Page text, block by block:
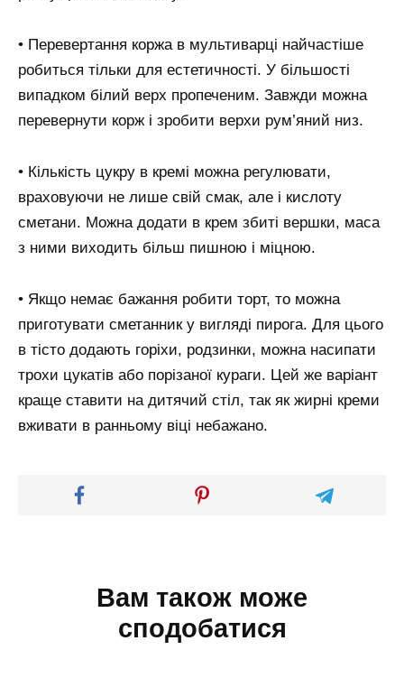
• Перевертання коржа в мультиварці найчастіше
робиться тільки для естетичності. У більшості
випадком білий верх пропеченим. Завжди можна
перевернути корж і зробити верхи рум’яний низ.
• Кількість цукру в кремі можна регулювати,
враховуючи не лише свій смак, але і кислоту
сметани. Можна додати в крем збиті вершки, маса
з ними виходить більш пишною і міцною.
• Якщо немає бажання робити торт, то можна
приготувати сметанник у вигляді пирога. Для цього
в тісто додають горіхи, родзинки, можна насипати
трохи цукатів або порізаної кураги. Цей же варіант
краще ставити на дитячий стіл, так як жирні креми
вживати в ранньому віці небажано.
Вам також може
сподобатися